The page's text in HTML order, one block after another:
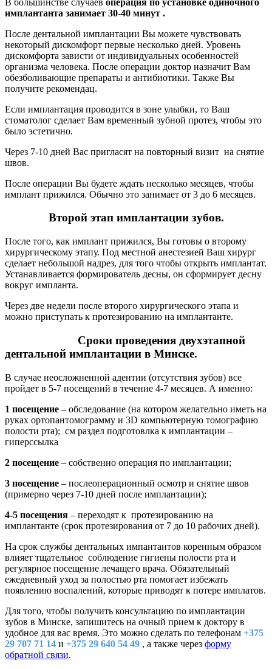
имплантанта занимает 30-40 минут .
После дентальной имплантации Вы можете чувствовать
некоторый дискомфорт первые несколько дней. Уровень
дискомфорта зависти от индивидуальных особенностей
организма человека. После операции доктор назначит Вам
обезболивающие препараты и антибиотики. Также Вы
получите рекомендац.
Если имплантация проводится в зоне улыбки, то Ваш
стоматолог сделает Вам временный зубной протез, чтобы это
было эстетично.
Через 7-10 дней Вас пригласят на повторный визит на снятие
швов.
После операции Вы будете ждать несколько месяцев, чтобы
имплант прижился. Обычно это занимает от 3 до 6 месяцев.
Второй этап имплантации зубов.
После того, как имплант прижился, Вы готовы о второму
хирургическому этапу. Под местной анестезией Ваш хирург
сделает небольшой надрез, для того чтобы открыть имплантат.
Устанавливается формирователь десны, он сформирует десну
вокруг импланта.
Через две недели после второго хирургического этапа и
можно приступать к протезированию на имплантанте.
Сроки проведения двухэтапной
дентальной имплантации в Минске.
В случае неосложненной адентии (отсутствия зубов) все
пройдет в 5-7 посещений в течение 4-7 месяцев. А именно:
1 посещение – обследование (на котором желательно иметь на
руках ортопантомограмму и 3D компьютерную томографию
полости рта); см раздел подготовлка к имплантации –
гиперссылка
2 посещение – собственно операция по имплантации;
3 посещение – послеоперационный осмотр и снятие швов
(примерно через 7-10 дней после имплантации);
4-5 посещения – переходят к протезированию на
имплантанте (срок протезирования от 7 до 10 рабочих дней).
На срок службы дентальных импантантов коренным образом
влияет тщательное соблюдение гигиены полости рта и
регулярное посещение лечащего врача. Обязательный
ежедневный уход за полостью рта помогает избежать
появлению воспалений, которые приводят к потере имплатов.
Для того, чтобы получить консультацию по имплантации
зубов в Минске, запишитесь на очный прием к доктору в
удобное для вас время. Это можно сделать по телефонам +375
29 707 71 14 и +375 29 640 54 49 , а также через форму
обратной связи.